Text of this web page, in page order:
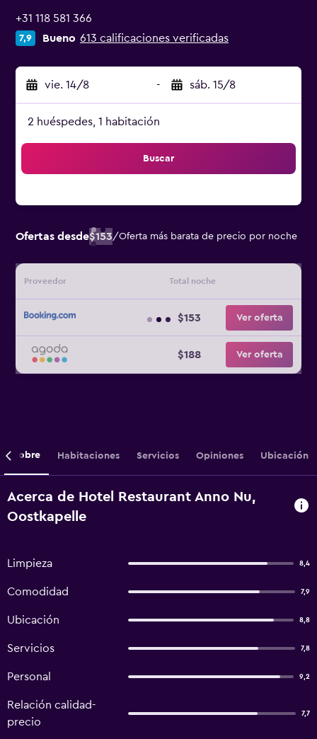
+31 118 581 366
7,9 Bueno 613 calificaciones verificadas
vie. 14/8 - sáb. 15/8
2 huéspedes, 1 habitación
Buscar
Ofertas desde$153/Oferta más barata de precio por noche
Proveedor Total noche
$153 Ver oferta
$188 Ver oferta
Sobre Habitaciones Servicios Opiniones Ubicación
Acerca de Hotel Restaurant Anno Nu,
Oostkapelle
Limpieza 8,4
Comodidad 7,9
Ubicación 8,8
Servicios 7,8
Personal 9,2
Relación calidad-
precio
7,7